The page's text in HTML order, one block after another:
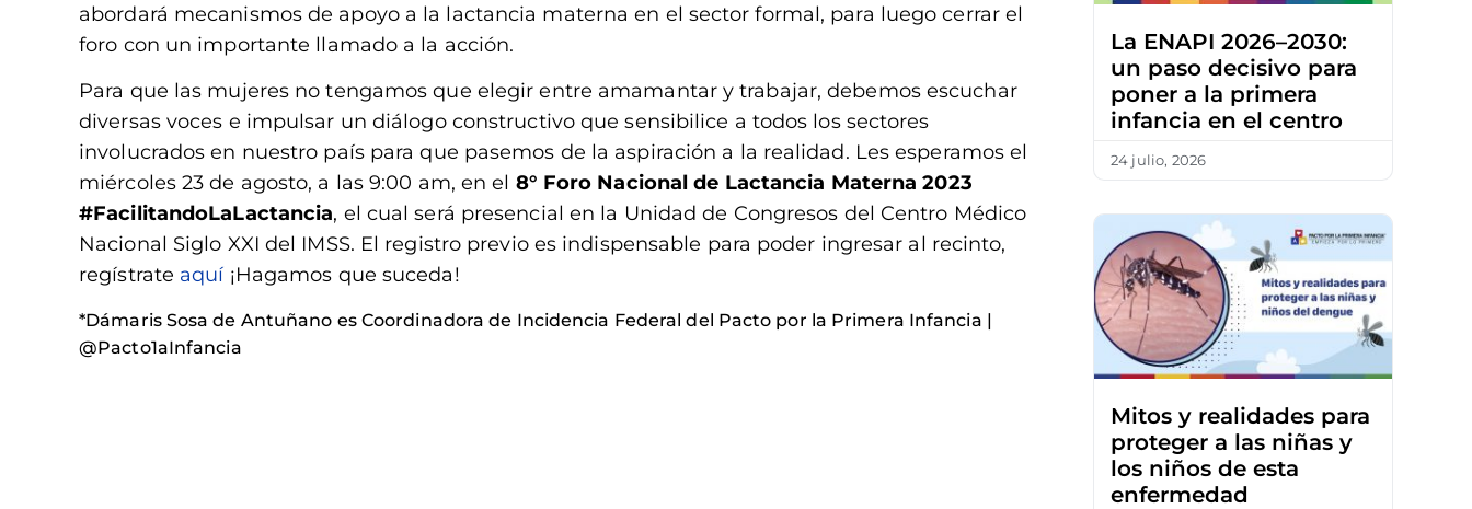
abordará mecanismos de apoyo a la lactancia materna en el sector formal, para luego cerrar el
foro con un importante llamado a la acción.
Para que las mujeres no tengamos que elegir entre amamantar y trabajar, debemos escuchar
diversas voces e impulsar un diálogo constructivo que sensibilice a todos los sectores
involucrados en nuestro país para que pasemos de la aspiración a la realidad. Les esperamos el
miércoles 23 de agosto, a las 9:00 am, en el 8° Foro Nacional de Lactancia Materna 2023
#FacilitandoLaLactancia, el cual será presencial en la Unidad de Congresos del Centro Médico
Nacional Siglo XXI del IMSS. El registro previo es indispensable para poder ingresar al recinto,
regístrate aquí ¡Hagamos que suceda!
*Dámaris Sosa de Antuñano es Coordinadora de Incidencia Federal del Pacto por la Primera Infancia |
@Pacto1aInfancia
La ENAPI 2026–2030:
un paso decisivo para
poner a la primera
infancia en el centro
24 julio, 2026
Mitos y realidades para
proteger a las niñas y
los niños de esta
enfermedad